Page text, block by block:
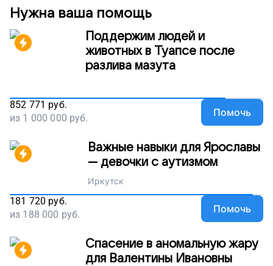
Нужна ваша помощь
Поддержим людей и
животных в Туапсе после
разлива мазута
852 771 руб.
из 1 000 000 руб. Помочь
Важные навыки для Ярославы
— девочки с аутизмом
Иркутск
181 720 руб.
из 188 000 руб. Помочь
Спасение в аномальную жару
для Валентины Ивановны